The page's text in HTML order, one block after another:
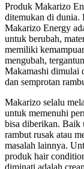
Produk Makarizo
ditemukan di dunia.
Makarizo Energy
untuk berubah,
memiliki
mengubah,
Makamashi dimulai
dan semprotan
Makarizo selalu
untuk memenuhi
bisa diberikan. Baik
rambut rusak atau
masalah lainnya.
produk hair
diminati adalah